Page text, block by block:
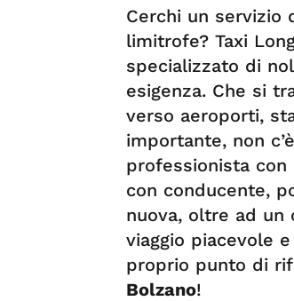
Cerchi un servizio
limitrofe? Taxi
specializzato di
esigenza. Che si
verso aeroporti,
importante, non
professionista con
con conducente,
nuova, oltre ad un
viaggio piacevole
proprio punto di
Bolzano!